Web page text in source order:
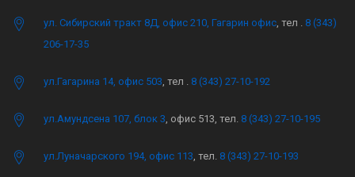
ул. Сибирский тракт 8Д, офис 210, Гагарин офис , тел . 8 (343)
206-17-35
ул.Гагарина 14, офис 503 , тел . 8 (343) 27-10-192
ул.Амундсена 107, блок 3 , офис 513, тел. 8 (343) 27-10-195
ул.Луначарского 194, офис 113 , тел. 8 (343) 27-10-193